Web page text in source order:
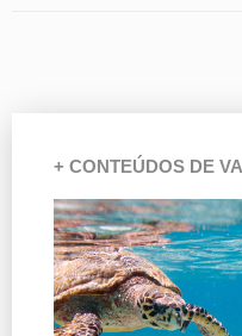
+ CONTEÚDOS DE